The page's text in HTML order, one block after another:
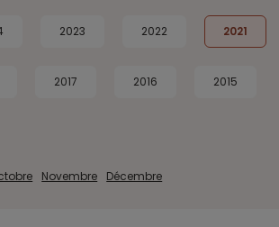
2023 2022 2021
2017 2016 2015
Novembre Décembre